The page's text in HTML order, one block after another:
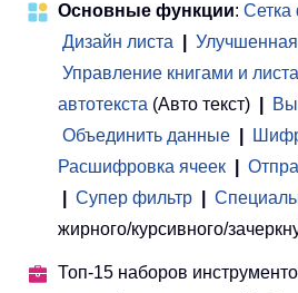
Основные функции: Сетка
Дизайн листа
Управление книгами и
автотекста (Авто текст)
Объединить данные
Расшифровка ячеек
Супер фильтр
жирного/курсивного/
Топ-15 наборов